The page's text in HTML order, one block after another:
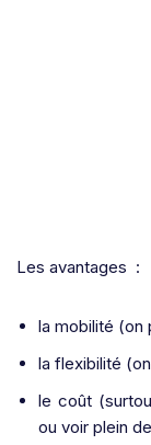
Les avantages :
la mobilité (on
la flexibilité
le coût
ou voir plein